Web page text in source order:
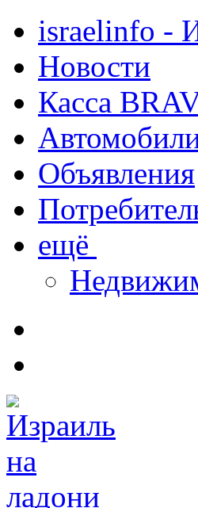
israelinfo -
Новости
Касса
Объявления
ещё